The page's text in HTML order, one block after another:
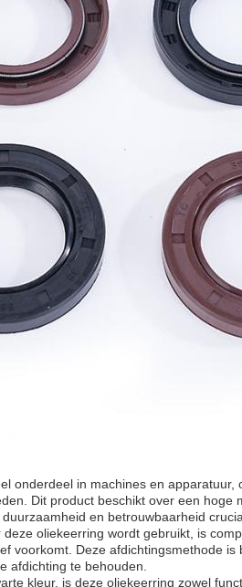
onderdeel in machines en
Dit product beschikt over een
en betrouwbaarheid
oliekeerring wordt gebruikt, is
voorkomt. Deze afdichtingsmethode
afdichting te behouden.
kleur, is deze oliekeerring zowel